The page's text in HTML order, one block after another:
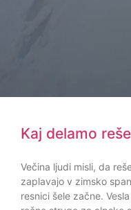
Kaj delamo
Večina ljudi misli, da
zaplavajo v zimsko
resnici šele začne.